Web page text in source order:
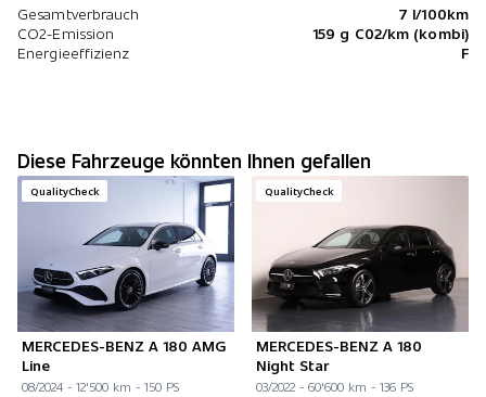
Gesamtverbrauch
7 l/100km
CO2-Emission
159 g C02/km (kombi)
Energieeffizienz
F
Diese Fahrzeuge könnten Ihnen gefallen
QualityCheck
MERCEDES-BENZ A 180 AMG
Line
08/2024 - 12'500 km - 150 PS
QualityCheck
MERCEDES-BENZ A 180
Night Star
03/2022 - 60'600 km - 136 PS